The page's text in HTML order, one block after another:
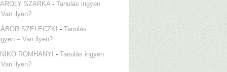
SZARKA- Tanulás ingyen
ilyen?
SZELECZKI
- Tanulás
– Van ilyen?
ROMHANYI - Tanulás ingyen
ilyen?